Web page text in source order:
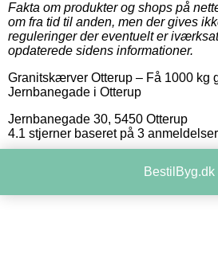
Fakta om produkter og shops på
om fra tid til anden, men der gives
reguleringer der eventuelt er
opdaterede sidens informationer.
Granitskærver Otterup – Få 1000 kg
Jernbanegade i Otterup
Jernbanegade 30, 5450 Otterup
4.1 stjerner baseret på 3 anmeldelser
BestilByg.dk